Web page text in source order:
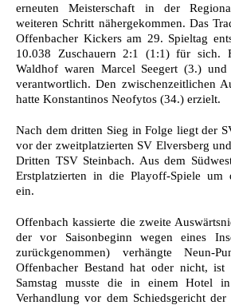
erneuten Meisterschaft in der
weiteren Schritt nähergekommen. Das
Offenbacher Kickers am 29. Spieltag
10.038 Zuschauern 2:1 (1:1) für sich.
Waldhof waren Marcel Seegert (3.)
verantwortlich. Den zwischenzeitlichen
hatte Konstantinos Neofytos (34.) erzielt.
Nach dem dritten Sieg in Folge liegt der
vor der zweitplatzierten SV Elversberg
Dritten TSV Steinbach. Aus dem
Erstplatzierten in die Playoff-Spiele um
ein.
Offenbach kassierte die zweite
der vor Saisonbeginn wegen eines
zurückgenommen) verhängte Neun-
Offenbacher Bestand hat oder nicht,
Samstag musste die in einem Hotel in
Verhandlung vor dem Schiedsgericht der